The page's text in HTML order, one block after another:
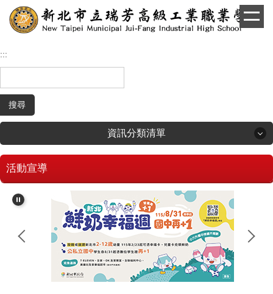
跳
到
內
:::
搜尋
資訊分類清單
回首頁
學生和家長專區
招生專區
活動宣導